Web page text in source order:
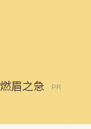
眉之急